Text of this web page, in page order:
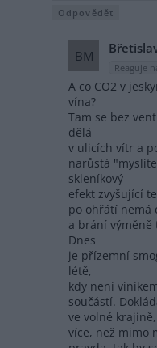
Odpovědět
BM
Reaguje
A co CO2 v
vína?
Tam se bez
dělá
v ulicích vítr a
narůstá
skleníkový
efekt zvyšující
po ohřátí nemá
a brání výměně
Dnes
je přízemní
létě,
kdy není
součástí.
ve volné
více, než mimo